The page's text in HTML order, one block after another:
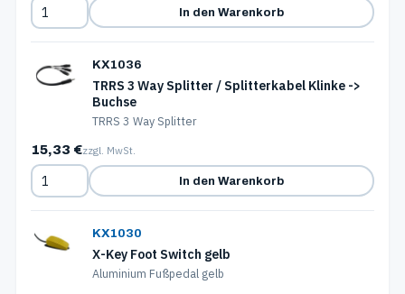
In den Warenkorb
KX1036
TRRS 3 Way Splitter / Splitterkabel Klinke ->
Buchse
TRRS 3 Way Splitter
15,33 €zzgl. MwSt.
In den Warenkorb
KX1030
X-Key Foot Switch gelb
Aluminium Fußpedal gelb